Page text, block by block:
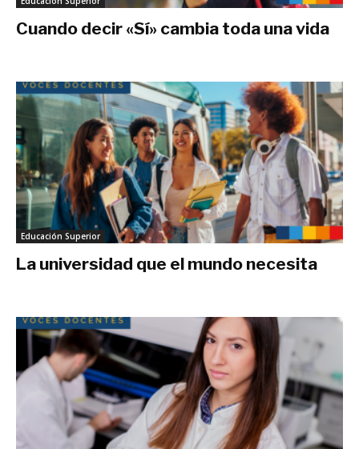
Cuando decir «Sí» cambia toda una vida
Educación Superior
La universidad que el mundo necesita